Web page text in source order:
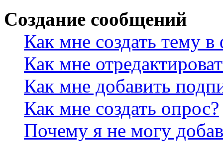
Создание сообщений
Как мне создать тему
Как мне
Как мне добавить
Как мне создать опрос?
Почему я не могу